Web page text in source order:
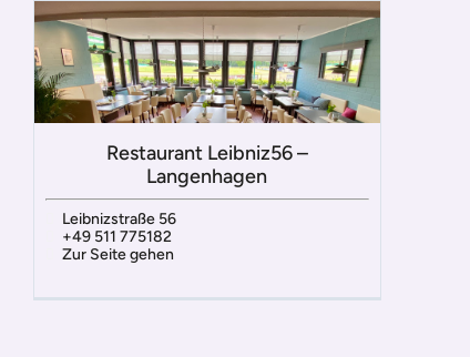
Restaurant Leibniz56 –
Langenhagen
Leibnizstraße 56
+49 511 775182
Zur Seite gehen